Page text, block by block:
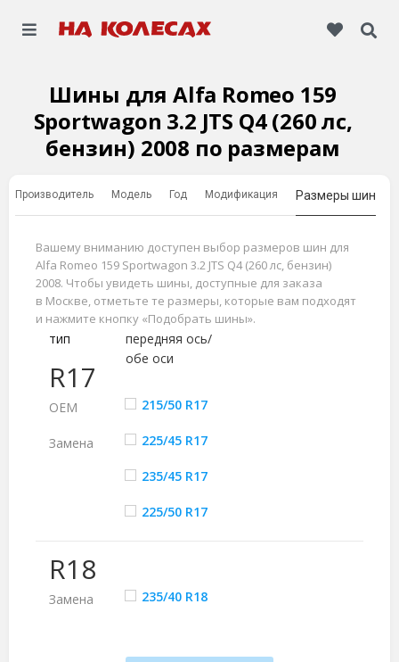
Шины для Alfa Romeo 159
Sportwagon 3.2 JTS Q4 (260 лс,
бензин) 2008 по размерам
Производитель Модель Год Модификация Размеры шин
Вашему вниманию доступен выбор размеров шин для
Alfa Romeo 159 Sportwagon 3.2 JTS Q4 (260 лс, бензин)
2008. Чтобы увидеть шины, доступные для заказа
в Москве, отметьте те размеры, которые вам подходят
и нажмите кнопку «Подобрать шины».
R17
тип
передняя ось/
обе оси
ОЕМ 215/50 R17
Замена 225/45 R17
235/45 R17
225/50 R17
R18
Замена 235/40 R18